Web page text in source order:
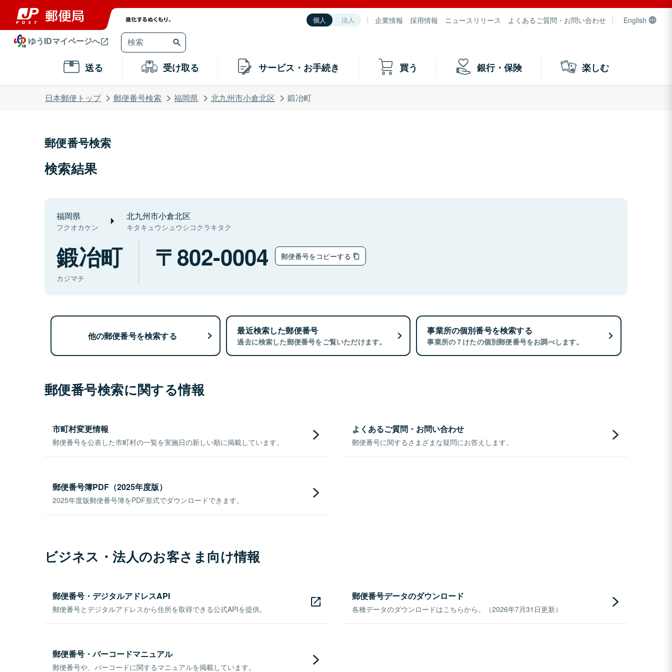
個人 法人 企業情報 採用情報 ニュースリリース よくあるご質問・お問い合わせ English
ゆうIDマイページへ
送る 受け取る サービス・お手続き 買う 銀行・保険 楽しむ
日本郵便トップ 郵便番号検索 福岡県 北九州市小倉北区 鍛冶町
郵便番号検索
検索結果
福岡県
フクオカケン
北九州市小倉北区
キタキュウシュウシコクラキタク
鍛冶町
カジマチ
802-0004 郵便番号をコピーする
他の郵便番号を検索する 最近検索した郵便番号
過去に検索した郵便番号をご覧いただけます。
事業所の個別番号を検索する
事業所の７けたの個別郵便番号をお調べします。
郵便番号検索に関する情報
市町村変更情報
郵便番号を公表した市町村の一覧を実施日の新しい順に掲載しています。
よくあるご質問・お問い合わせ
郵便番号に関するさまざまな疑問にお答えします。
郵便番号簿PDF（2025年度版）
2025年度版郵便番号簿をPDF形式でダウンロードできます。
ビジネス・法人のお客さま向け情報
郵便番号・デジタルアドレスAPI
郵便番号とデジタルアドレスから住所を取得できる公式APIを提供。
郵便番号データのダウンロード
各種データのダウンロードはこちらから。（2026年7月31日更新）
郵便番号・バーコードマニュアル
郵便番号や、バーコードに関するマニュアルを掲載しています。